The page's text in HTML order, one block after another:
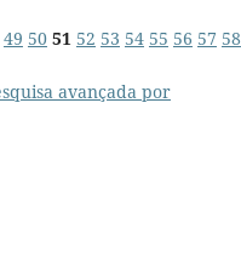
49 50 51 52 53 54 55 56 57 58
avançada por